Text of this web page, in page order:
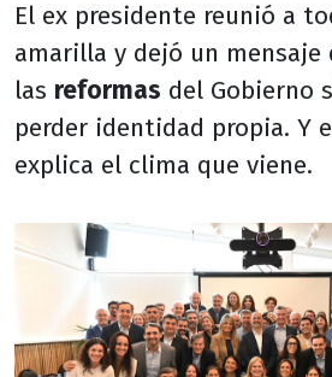
El ex presidente reunió a
amarilla y dejó un mensaje
las reformas del Gobierno
perder identidad propia. Y
explica el clima que viene.